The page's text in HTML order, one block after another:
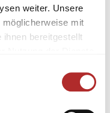
weiter. Unsere
mit
bereitgestellt